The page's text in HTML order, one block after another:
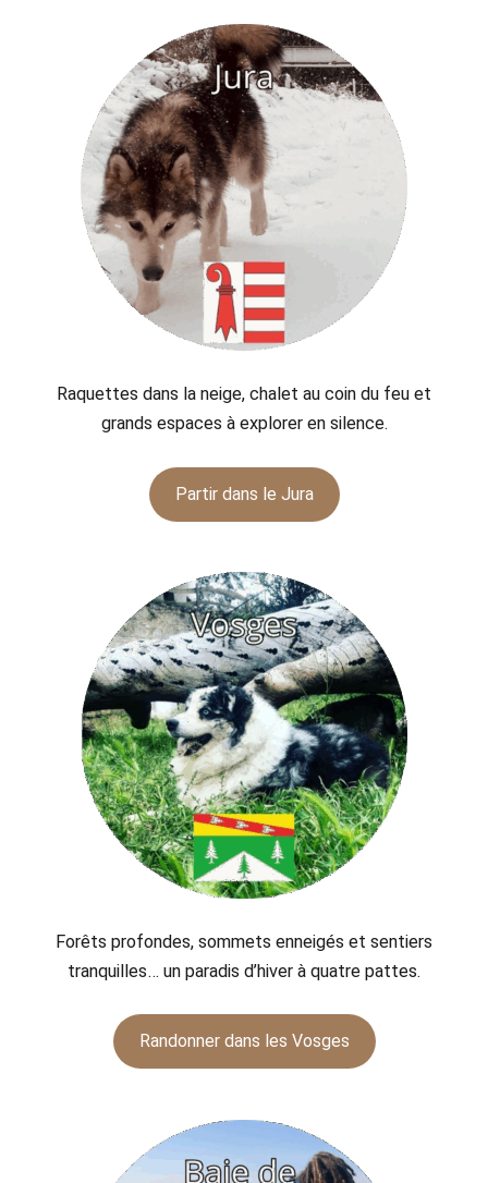
Raquettes dans la neige, chalet au coin du feu et
grands espaces à explorer en silence.
Partir dans le Jura
Forêts profondes, sommets enneigés et sentiers
tranquilles… un paradis d’hiver à quatre pattes.
Randonner dans les Vosges